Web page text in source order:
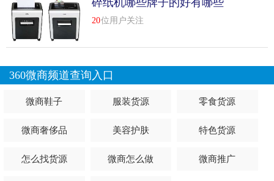
验室、生物技术实验室、种苗质量检测实验室、植物营养实
验室、组织培养室和中试基地，专注于新品种、新技术和新
产品的研发，在育种、组织培养、快速繁殖、栽培、造型和
环境控制等方面取得重大突破。开发了一大批具有自主知识
产权的新品种，其中可申请品种权的新品种800多个，可申请
专利的专有技术(专有技术、专有技术)400多个系列，填补了
我国花卉产业在品种和技术升级领域的诸多空白。公司在中
温室40公顷)。何森基地被评为“中国十大苗圃”，其中金华基
优经济林繁育中心”。何森以推动中国花卉业和农业现代化为
碎纸机哪些牌子的好有哪些
20位用户关注
360微商频道查询入口
微商鞋子 服装货源 零食货源
微商奢侈品 美容护肤 特色货源
怎么找货源 微商怎么做 微商推广